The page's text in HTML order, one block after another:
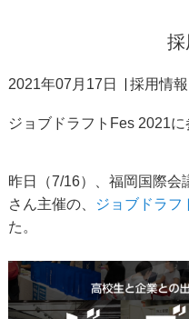
採
2021年07月17日 採用情報
ジョブドラフトFes 2021に
昨日（7/16）、福岡国際会
さん主催の、
ジョブドラフ
た。